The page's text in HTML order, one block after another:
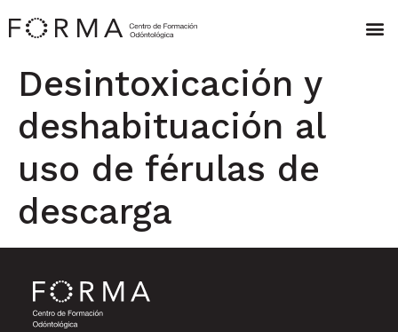
Desintoxicación y
deshabituación al
uso de férulas de
descarga